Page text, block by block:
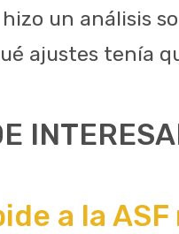
hizo un análisis
ajustes tenía
a la